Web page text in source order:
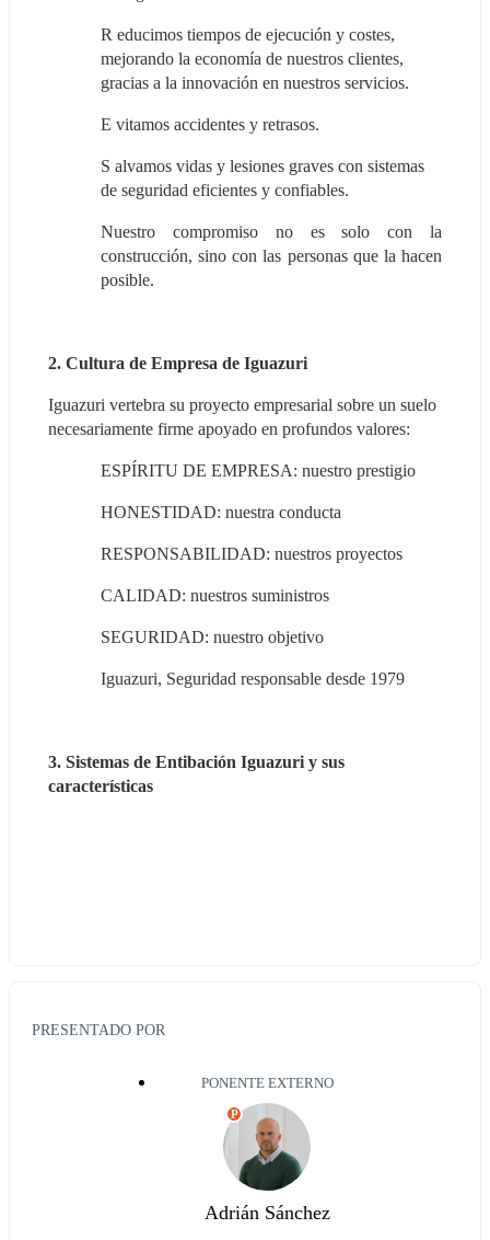
R educimos tiempos de ejecución y costes,
mejorando la economía de nuestros clientes,
gracias a la innovación en nuestros servicios.
E vitamos accidentes y retrasos.
S alvamos vidas y lesiones graves con sistemas
de seguridad eficientes y confiables.
Nuestro compromiso no es solo con la
construcción, sino con las personas que la hacen
posible.
2. Cultura de Empresa de Iguazuri
Iguazuri vertebra su proyecto empresarial sobre un suelo
necesariamente firme apoyado en profundos valores:
ESPÍRITU DE EMPRESA: nuestro prestigio
HONESTIDAD: nuestra conducta
RESPONSABILIDAD: nuestros proyectos
CALIDAD: nuestros suministros
SEGURIDAD: nuestro objetivo
Iguazuri, Seguridad responsable desde 1979
3. Sistemas de Entibación Iguazuri y sus
características
PRESENTADO POR
PONENTE EXTERNO
P
Adrián Sánchez